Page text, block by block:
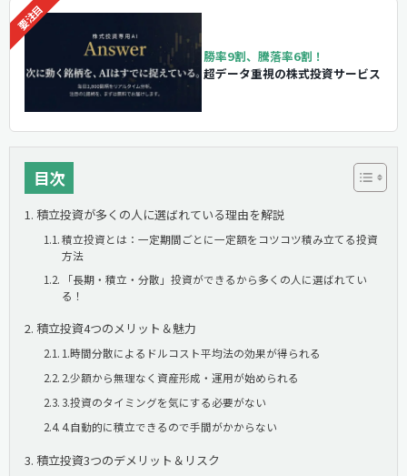
勝率9割、騰落率6割！
超データ重視の株式投資サービス
目次
積立投資が多くの人に選ばれている理由を解説
積立投資とは：一定期間ごとに一定額をコツコツ積み立てる投資
方法
「長期・積立・分散」投資ができるから多くの人に選ばれてい
る！
積立投資4つのメリット＆魅力
1.時間分散によるドルコスト平均法の効果が得られる
2.少額から無理なく資産形成・運用が始められる
3.投資のタイミングを気にする必要がない
4.自動的に積立できるので手間がかからない
積立投資3つのデメリット＆リスク